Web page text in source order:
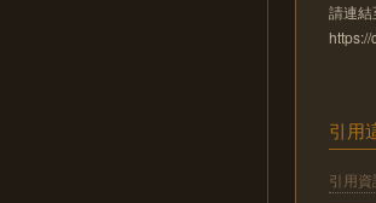
請連結
引用
引用資